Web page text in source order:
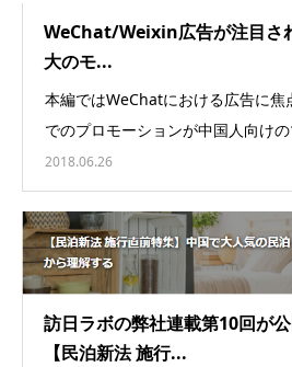
WeChat/Weixin広告が注目
大のモ...
本編ではWeChatにおける広告に
でのプロモーションが中国人向け
2018.06.26
訪日ラボの弊社連載第10回が
【民泊新法 施行...